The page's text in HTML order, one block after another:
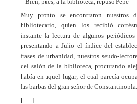
– Bien, pues, a la biblioteca, repuso Pepe-
Muy pronto se encontraron nuestros
bibliotecario, quien los recibió
instante la lectura de algunos
presentando a Julio el índice del
frases de urbanidad, nuestros seudo-
del salón de la biblioteca, procurando
había en aquel lugar; el cual parecía
las barbas del gran señor de Constantinopla.
[…..]